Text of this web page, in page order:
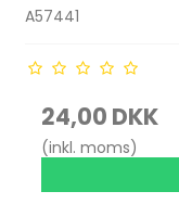
A57441
24,00 DKK
(inkl. moms)